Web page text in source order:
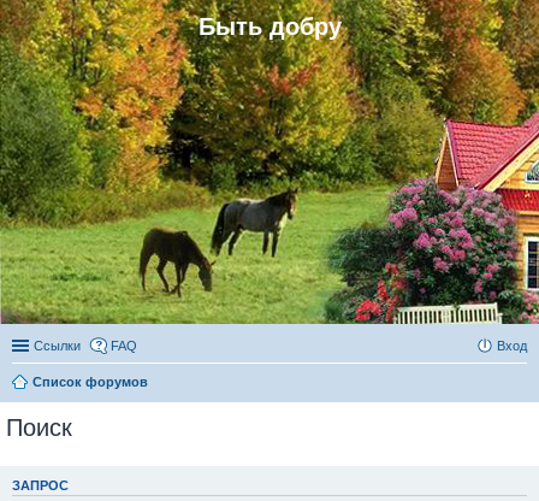
Быть добру
Ссылки FAQ Вход
Список форумов
Поиск
ЗАПРОС